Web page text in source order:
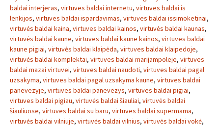
baldai interjeras, virtuves baldai internetu, virtuves baldai is
lenkijos, virtuves baldai ispardavimas, virtuves baldai issimoketinai,
virtuvės baldai kaina, virtuves baldai kainos, virtuvės baldai kaunas,
virtuvės baldai kaune, virtuves baldai kaune kainos, virtuves baldai
kaune pigiai, virtuvės baldai klaipėda, virtuves baldai klaipedoje,
virtuvės baldai komplektai, virtuves baldai marijampoleje, virtuves
baldai mazai virtuvei, virtuves baldai naudoti, virtuves baldai pagal
uzsakyma, virtuves baldai pagal uzsakyma kaune, virtuves baldai
panevezyje, virtuves baldai panevezys, virtuves baldai pigiai,
virtuves baldai pigiau, virtuvės baldai šiauliai, virtuvės baldai
šiauliuose, virtuves baldai su baru, virtuves baldai supermama,
virtuvės baldai vilniuje, virtuvės baldai vilnius, virtuvės baldai vokė,